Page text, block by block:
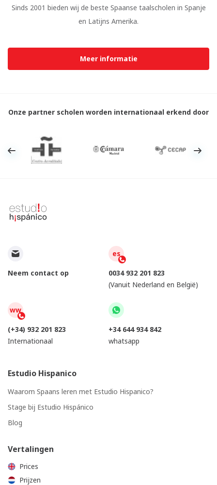
Sinds 2001 bieden wij de beste Spaanse taalscholen in Spanje
en Latijns Amerika.
Meer informatie
Onze partner scholen worden internationaal erkend door
Neem contact op
es
0034 932 201 823
(Vanuit Nederland en België)
ww
(+34) 932 201 823
Internationaal
+34 644 934 842
whatsapp
Estudio Hispanico
Waarom Spaans leren met Estudio Hispanico?
Stage bij Estudio Hispánico
Blog
Vertalingen
Prices
Prijzen